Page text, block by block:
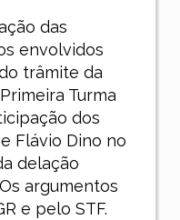
das
envolvidos
trâmite da
Turma
dos
Flávio Dino no
delação
argumentos
e pelo STF.